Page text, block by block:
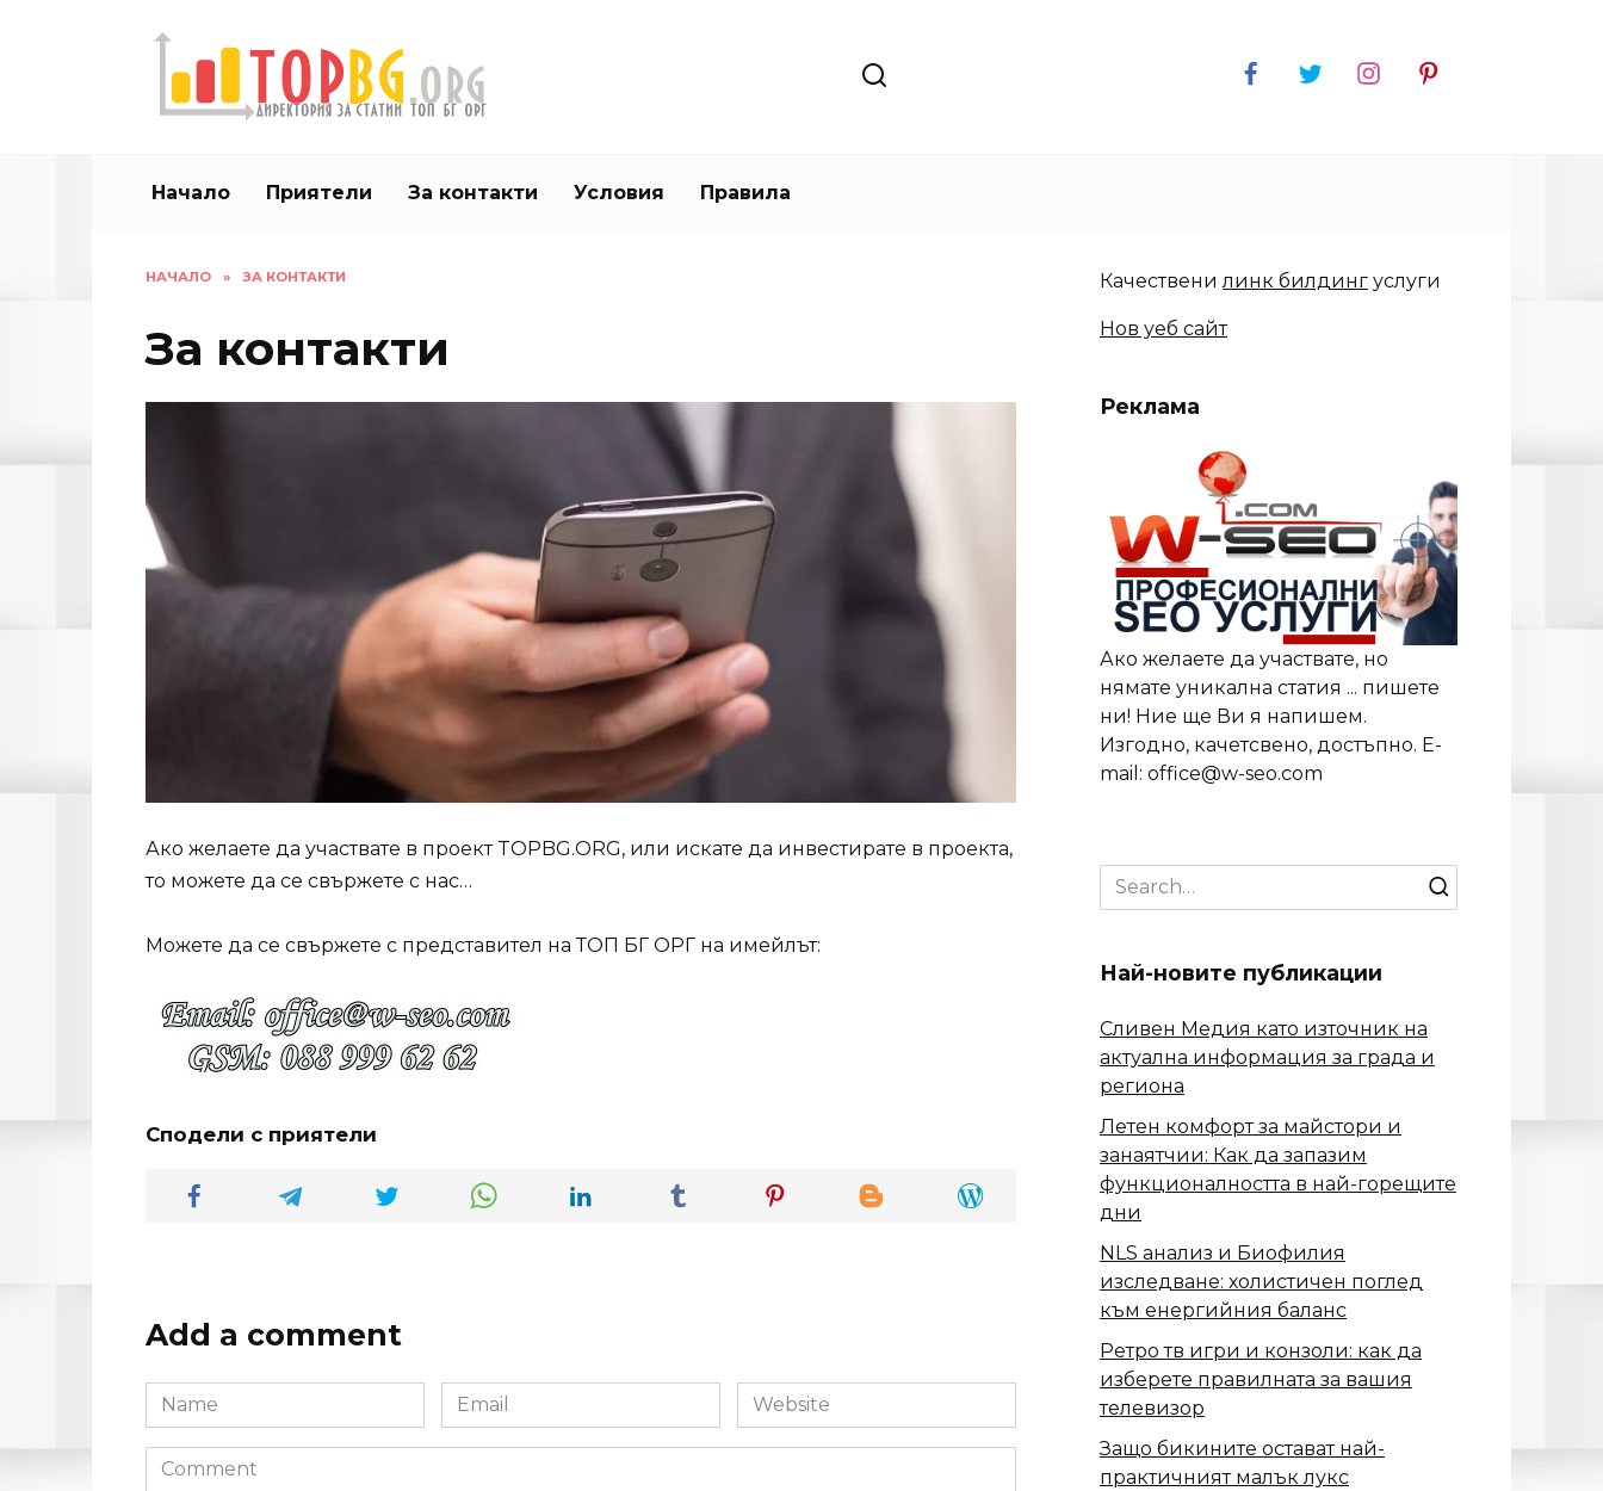
Начало Приятели За контакти Условия Правила
НАЧАЛО » ЗА КОНТАКТИ
За контакти
Ако желаете да участвате в проект TOPBG.ORG, или искате да инвестирате в проекта,
то можете да се свържете с нас…
Можете да се свържете с представител на ТОП БГ ОРГ на имейлът:
Сподели с приятели
Add a comment
Name Email Website
Comment
Качественилинк билдинг услуги
Нов уеб сайт
Реклама
Ако желаете да участвате, но
нямате уникална статия ... пишете
ни! Ние ще Ви я напишем.
Изгодно, качетсвено, достъпно. E-
mail: office@w-seo.com
Search
for:
Най-новите публикации
Сливен Медия като източник на
актуална информация за града и
региона
Летен комфорт за майстори и
занаятчии: Как да запазим
функционалността в най-горещите
дни
NLS анализ и Биофилия
изследване: холистичен поглед
към енергийния баланс
Ретро тв игри и конзоли: как да
изберете правилната за вашия
телевизор
Защо бикините остават най-
практичният малък лукс